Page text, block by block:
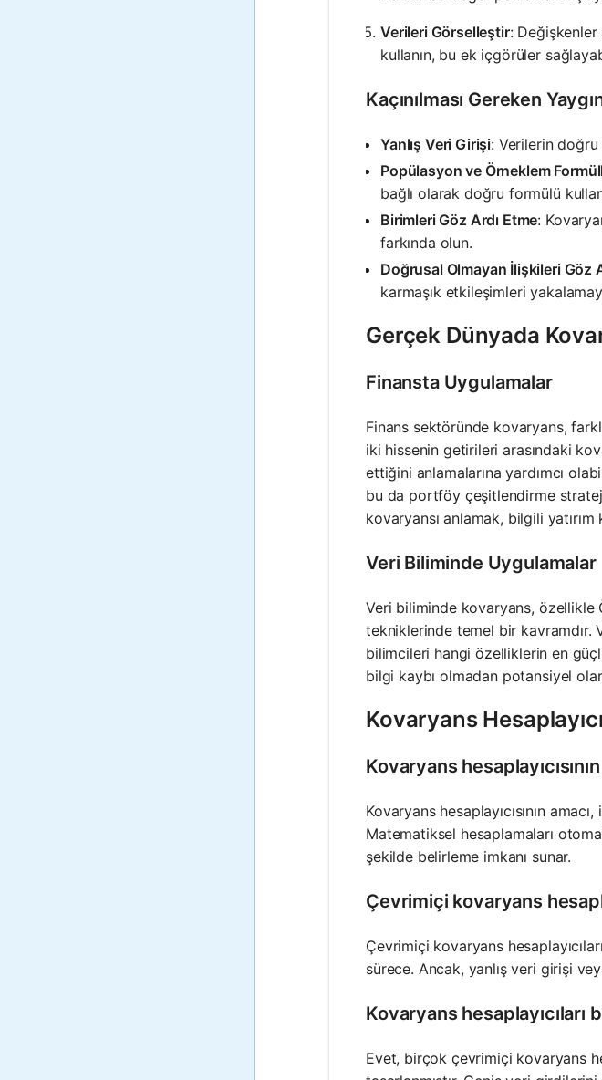
Verileri Görselleştir:
kullanın, bu ek içgörüler
Kaçınılması Gereken
Yanlış Veri Girişi: Verilerin
Popülasyon ve Örneklem
bağlı olarak doğru formülü
Birimleri Göz Ardı Etme:
farkında olun.
Doğrusal Olmayan İlişkileri Göz
karmaşık etkileşimleri
Gerçek Dünyada
Finansta Uygulamalar
Finans sektöründe kovaryans,
iki hissenin getirileri arasındaki
ettiğini anlamalarına yardımcı
bu da portföy çeşitlendirme
kovaryansı anlamak, bilgili
Veri Biliminde Uygulamalar
Veri biliminde kovaryans, özellikle
tekniklerinde temel bir kavramdır.
bilimcileri hangi özelliklerin en
bilgi kaybı olmadan potansiyel
Kovaryans
Kovaryans
Kovaryans hesaplayıcısının
Matematiksel hesaplamaları
şekilde belirleme imkanı sunar.
Çevrimiçi kovaryans
Çevrimiçi kovaryans
sürece. Ancak, yanlış veri girişi
Kovaryans
Evet, birçok çevrimiçi kovaryans